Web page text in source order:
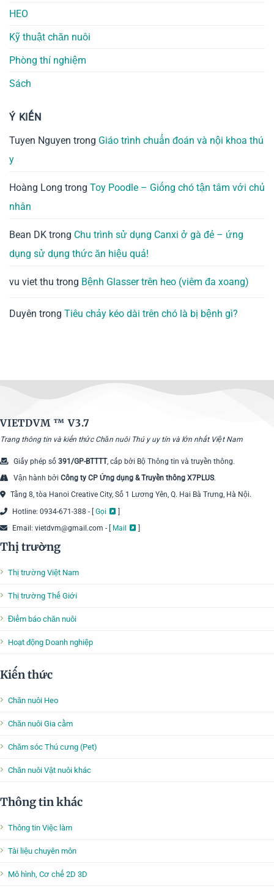
HEO
Kỹ thuật chăn nuôi
Phòng thí nghiệm
Sách
Ý KIẾN
Tuyen Nguyen trong Giáo trình chuẩn đoán và nội khoa thú
y
Hoàng Long trong Toy Poodle – Giống chó tận tâm với chủ
nhân
Bean DK trong Chu trình sử dụng Canxi ở gà đẻ – ứng
dụng sử dụng thức ăn hiệu quả!
vu viet thu trong Bệnh Glasser trên heo (viêm đa xoang)
Duyên trong Tiêu chảy kéo dài trên chó là bị bệnh gì?
VIETDVM ™V3.7
Trang thông tin và kiến thức Chăn nuôi Thú y uy tín và lớn nhất Việt Nam
Giấy phép số 391/GP-BTTTT, cấp bởi Bộ Thông tin và truyền thông.
Vận hành bởi Công ty CP Ứng dụng & Truyền thông X7PLUS.
Tầng 8, tòa Hanoi Creative City, Số 1 Lương Yên, Q. Hai Bà Trưng, Hà Nội.
Hotline: 0934-671-388 - [ Gọi
]
Email: vietdvm@gmail.com - [ Mail ]
Thị trường
Thị trường Việt Nam
Thị trường Thế Giới
Điểm báo chăn nuôi
Hoạt động Doanh nghiệp
Kiến thức
Chăn nuôi Heo
Chăn nuôi Gia cầm
Chăm sóc Thú cưng (Pet)
Chăn nuôi Vật nuôi khác
Thông tin khác
Thông tin Việc làm
Tài liệu chuyên môn
Mô hình, Cơ chế 2D 3D